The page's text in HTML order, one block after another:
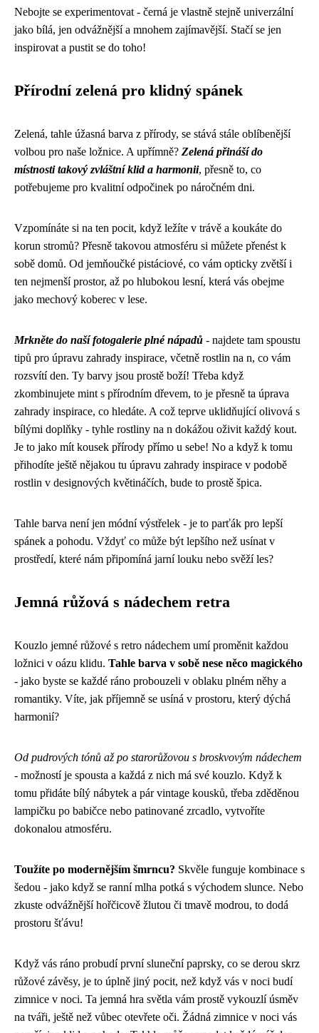
Nebojte se experimentovat - černá je vlastně stejně univerzální
jako bílá, jen odvážnější a mnohem zajímavější. Stačí se jen
inspirovat a pustit se do toho!
Přírodní zelená pro klidný spánek
Zelená, tahle úžasná barva z přírody, se stává stále oblíbenější
volbou pro naše ložnice. A upřímně? Zelená přináší do
místnosti takový zvláštní klid a harmonii, přesně to, co
potřebujeme pro kvalitní odpočinek po náročném dni.
Vzpomínáte si na ten pocit, když ležíte v trávě a koukáte do
korun stromů? Přesně takovou atmosféru si můžete přenést k
sobě domů. Od jemňoučké pistáciové, co vám opticky zvětší i
ten nejmenší prostor, až po hlubokou lesní, která vás obejme
jako mechový koberec v lese.
Mrkněte do naší fotogalerie plné nápadů - najdete tam spoustu
tipů pro úpravu zahrady inspirace, včetně rostlin na n, co vám
rozsvítí den. Ty barvy jsou prostě boží! Třeba když
zkombinujete mint s přírodním dřevem, to je přesně ta úprava
zahrady inspirace, co hledáte. A což teprve uklidňující olivová s
bílými doplňky - tyhle rostliny na n dokážou oživit každý kout.
Je to jako mít kousek přírody přímo u sebe! No a když k tomu
přihodíte ještě nějakou tu úpravu zahrady inspirace v podobě
rostlin v designových květináčích, bude to prostě špica.
Tahle barva není jen módní výstřelek - je to parťák pro lepší
spánek a pohodu. Vždyť co může být lepšího než usínat v
prostředí, které nám připomíná jarní louku nebo svěží les?
Jemná růžová s nádechem retra
Kouzlo jemné růžové s retro nádechem umí proměnit každou
ložnici v oázu klidu. Tahle barva v sobě nese něco magického
- jako byste se každé ráno probouzeli v oblaku plném něhy a
romantiky. Víte, jak příjemně se usíná v prostoru, který dýchá
harmonií?
Od pudrových tónů až po starorůžovou s broskvovým nádechem
- možností je spousta a každá z nich má své kouzlo. Když k
tomu přidáte bílý nábytek a pár vintage kousků, třeba zděděnou
lampičku po babičce nebo patinované zrcadlo, vytvoříte
dokonalou atmosféru.
Toužíte po modernějším šmrncu? Skvěle funguje kombinace s
šedou - jako když se ranní mlha potká s východem slunce. Nebo
zkuste odvážnější hořčicově žlutou či tmavě modrou, to dodá
prostoru šťávu!
Když vás ráno probudí první sluneční paprsky, co se derou skrz
růžové závěsy, je to úplně jiný pocit, než když vás v noci budí
zimnice v noci. Ta jemná hra světla vám prostě vykouzlí úsměv
na tváři, ještě než vůbec otevřete oči. Žádná zimnice v noci vás